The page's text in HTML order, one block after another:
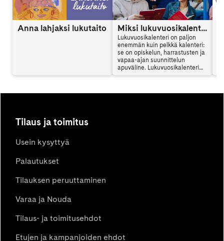
Anna lahjaksi lukutaito Miksi lukuvuosikalenteri kannattaa hankkia? Opiskelijan apuväline arjenhallintaan
Lukuvuosikalenteri on paljon
enemmän kuin pelkkä kalenteri:
se on opiskelun, harrastusten ja
vapaa-ajan suunnittelun
apuväline. Lukuvuosikalenteri
Tilaus ja toimitus
Usein kysyttyä
Palautukset
Tilauksen peruuttaminen
Varaa ja Nouda
Tilaus- ja toimitusehdot
Etujen ja kampanjoiden ehdot